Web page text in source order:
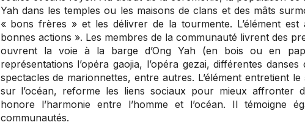
Yah dans les temples ou les maisons de clans et des mâts
« bons frères » et les délivrer de la tourmente. L’élément est
bonnes actions ». Les membres de la communauté livrent des
ouvrent la voie à la barge d’Ong Yah (en bois ou en
représentations l’opéra gaojia, l’opéra gezai, différentes
spectacles de marionnettes, entre autres. L’élément entretient
sur l’océan, reforme les liens sociaux pour mieux affronter
honore l’harmonie entre l’homme et l’océan. Il témoigne
communautés.